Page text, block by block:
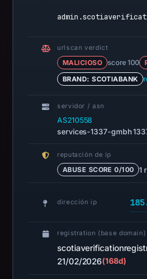
urlscan verdict
MALICIOSO score 100
BRAND: SCOTIABANK
servidor / asn
AS210558
services-1337-gmbh
reputación de ip
ABUSE SCORE 0/100 1
dirección ip
registration (base domain)
21/02/2026(168d)